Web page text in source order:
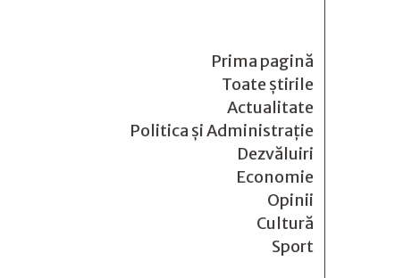
Prima pagină
Toate știrile
Actualitate
Politica și Administrație
Dezvăluiri
Economie
Opinii
Cultură
Sport